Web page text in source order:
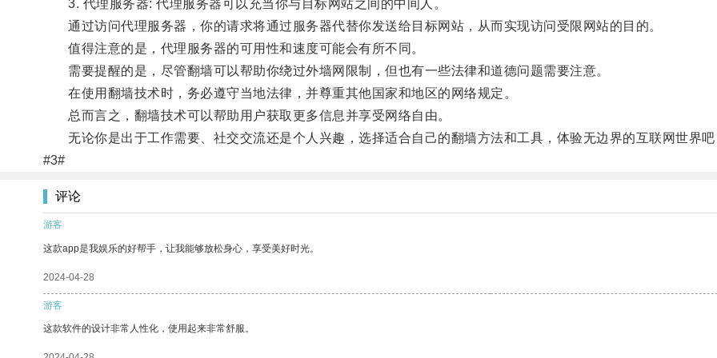
3. 代理服务器: 代理服务器可以充当你与目标网站之间的中间人。
通过访问代理服务器，你的请求将通过服务器代替你发送给目标网站，从而实现访问受限网站的目的。
值得注意的是，代理服务器的可用性和速度可能会有所不同。
需要提醒的是，尽管翻墙可以帮助你绕过外墙网限制，但也有一些法律和道德问题需要注意。
在使用翻墙技术时，务必遵守当地法律，并尊重其他国家和地区的网络规定。
总而言之，翻墙技术可以帮助用户获取更多信息并享受网络自由。
无论你是出于工作需要、社交交流还是个人兴趣，选择适合自己的翻墙方法和工具，体验无边界的互联网世界吧
#3#
评论
游客
这款app是我娱乐的好帮手，让我能够放松身心，享受美好时光。
2024-04-28
游客
这款软件的设计非常人性化，使用起来非常舒服。